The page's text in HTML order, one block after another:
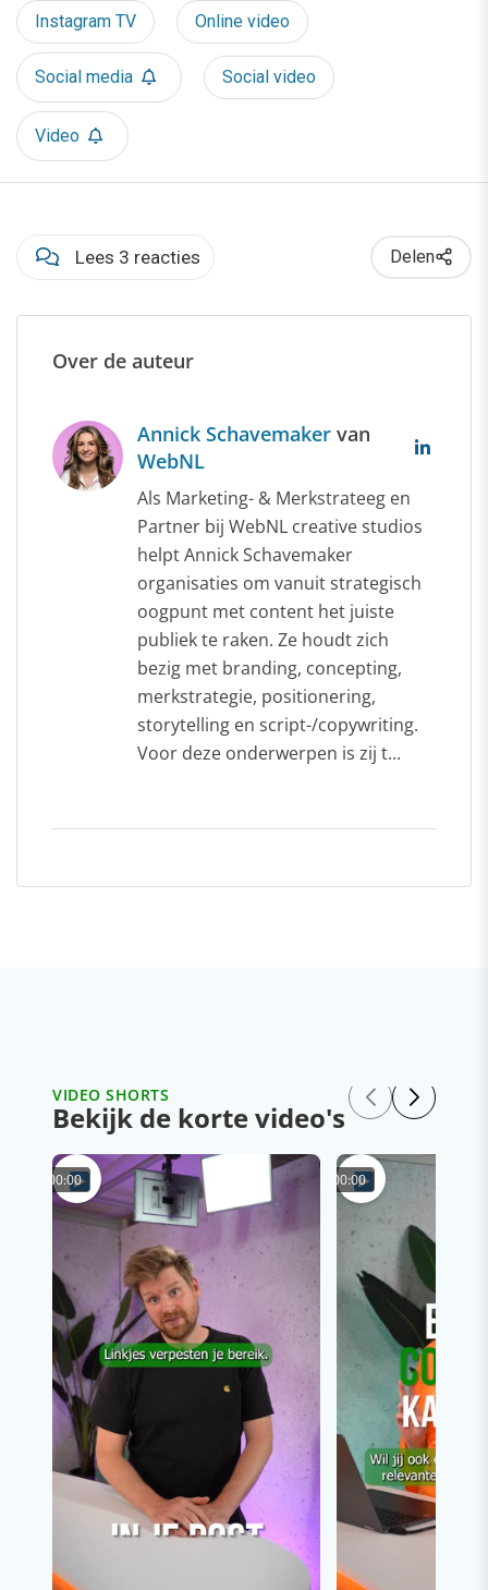
Instagram TV Online video
Social media Social video
Video
Lees 3 reacties Delen
Over de auteur
Annick Schavemaker van
WebNL
Als Marketing- & Merkstrateeg en
Partner bij WebNL creative studios
helpt Annick Schavemaker
organisaties om vanuit strategisch
oogpunt met content het juiste
publiek te raken. Ze houdt zich
bezig met branding, concepting,
merkstrategie, positionering,
storytelling en script-/copywriting.
Voor deze onderwerpen is zij t...
VIDEO SHORTS
Bekijk de korte video's
00:00 00:00